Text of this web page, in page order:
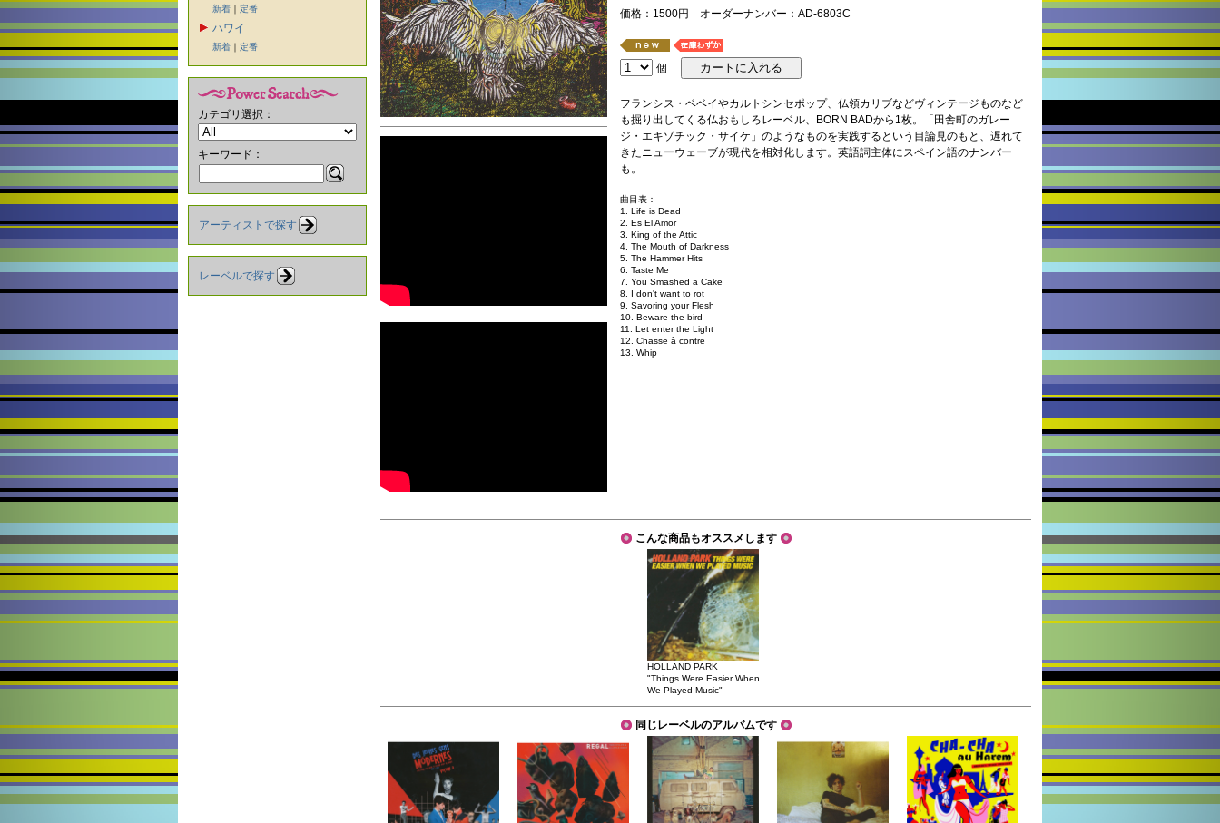
新着 ｜ 定番
ハワイ
新着 ｜ 定番
カテゴリ選択：
キーワード：
アーティストで探す
レーベルで探す
価格：1500円 オーダーナンバー：AD-6803C
個
フランシス・ベベイやカルトシンセポップ、仏領カリブなどヴィンテージものなど
も掘り出してくる仏おもしろレーベル、BORN BADから1枚。「田舎町のガレー
ジ・エキゾチック・サイケ」のようなものを実践するという目論見のもと、遅れて
きたニューウェーブが現代を相対化します。英語詞主体にスペイン語のナンバー
も。
曲目表：
1. Life is Dead
2. Es El Amor
3. King of the Attic
4. The Mouth of Darkness
5. The Hammer Hits
6. Taste Me
7. You Smashed a Cake
8. I don't want to rot
9. Savoring your Flesh
10. Beware the bird
11. Let enter the Light
12. Chasse à contre
13. Whip
こんな商品もオススメします
HOLLAND PARK
"Things Were Easier When
We Played Music"
同じレーベルのアルバムです